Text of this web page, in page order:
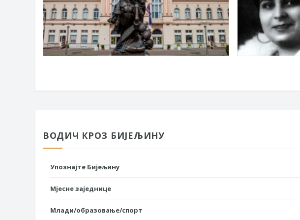
ВОДИЧ КРОЗ БИЈЕЉИНУ
Упознајте Бијељину
Мјесне заједнице
Млади/образовање/спорт